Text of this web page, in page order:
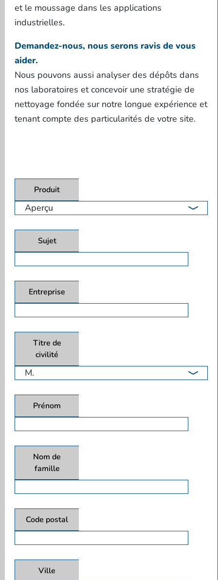
et le moussage dans les applications
industrielles.
Demandez-nous, nous serons ravis de vous
aider.
Nous pouvons aussi analyser des dépôts dans
nos laboratoires et concevoir une stratégie de
nettoyage fondée sur notre longue expérience et
tenant compte des particularités de votre site.
Produit
Sujet
Entreprise
Titre de
civilité
Prénom
Nom de
famille
Code postal
Ville